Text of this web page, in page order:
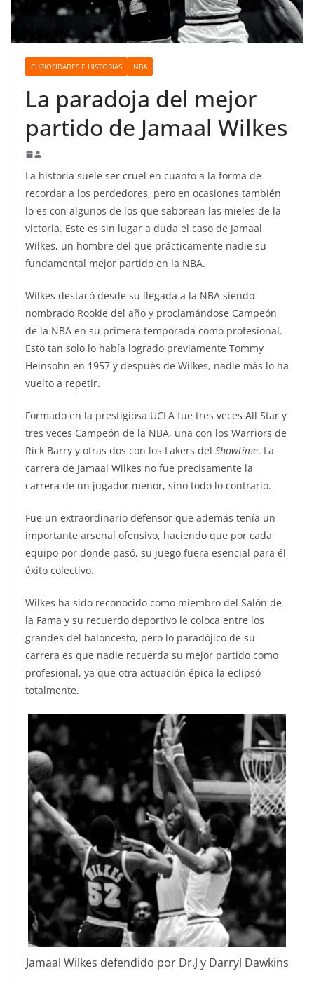
CURIOSIDADES E HISTORIAS NBA
La paradoja del mejor
partido de Jamaal Wilkes
La historia suele ser cruel en cuanto a la forma de
recordar a los perdedores, pero en ocasiones también
lo es con algunos de los que saborean las mieles de la
victoria. Este es sin lugar a duda el caso de Jamaal
Wilkes, un hombre del que prácticamente nadie su
fundamental mejor partido en la NBA.
Wilkes destacó desde su llegada a la NBA siendo
nombrado Rookie del año y proclamándose Campeón
de la NBA en su primera temporada como profesional.
Esto tan solo lo había logrado previamente Tommy
Heinsohn en 1957 y después de Wilkes, nadie más lo ha
vuelto a repetir.
Formado en la prestigiosa UCLA fue tres veces All Star y
tres veces Campeón de la NBA, una con los Warriors de
Rick Barry y otras dos con los Lakers del Showtime. La
carrera de Jamaal Wilkes no fue precisamente la
carrera de un jugador menor, sino todo lo contrario.
Fue un extraordinario defensor que además tenía un
importante arsenal ofensivo, haciendo que por cada
equipo por donde pasó, su juego fuera esencial para él
éxito colectivo.
Wilkes ha sido reconocido como miembro del Salón de
la Fama y su recuerdo deportivo le coloca entre los
grandes del baloncesto, pero lo paradójico de su
carrera es que nadie recuerda su mejor partido como
profesional, ya que otra actuación épica la eclipsó
totalmente.
Jamaal Wilkes defendido por Dr.J y Darryl Dawkins